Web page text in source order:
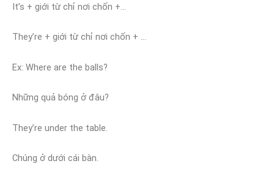
It’s + giới từ chỉ nơi chốn +…
They’re + giới từ chỉ nơi chốn + …
Ex: Where are the balls?
Những quả bóng ở đâu?
They’re under the table.
Chúng ở dưới cái bàn.